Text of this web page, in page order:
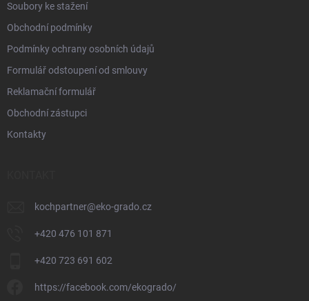
Soubory ke stažení
Obchodní podmínky
Podmínky ochrany osobních údajů
Formulář odstoupení od smlouvy
Reklamační formulář
Obchodní zástupci
Kontakty
kochpartner@eko-grado.cz
+420 476 101 871
+420 723 691 602
https://facebook.com/ekogrado/